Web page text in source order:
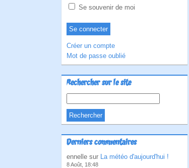
Se souvenir de moi
Créer un compte
Mot de passe oublié
Rechercher sur le site
Derniers commentaires
ennelle sur La météo d'aujourd'hui !
8 Août, 18:48